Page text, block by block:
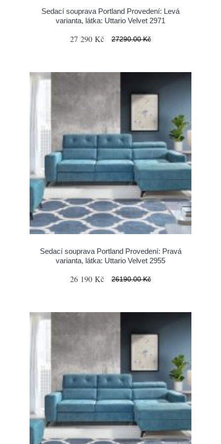
Sedací souprava Portland Provedení: Levá
varianta, látka: Uttario Velvet 2971
27 290 Kč 27290.00 Kč
Sedací souprava Portland Provedení: Pravá
varianta, látka: Uttario Velvet 2955
26 190 Kč 26190.00 Kč